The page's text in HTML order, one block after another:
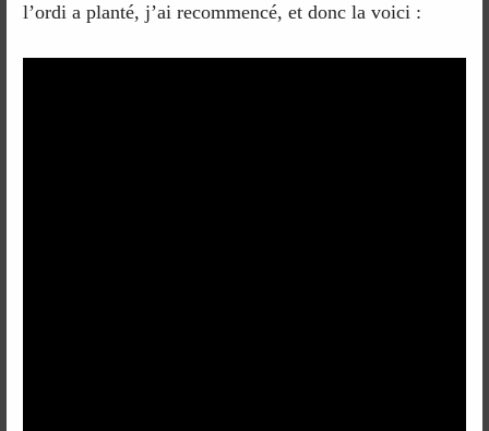
l’ordi a planté, j’ai recommencé, et donc la voici :